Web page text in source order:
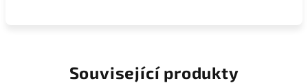
Související produkty